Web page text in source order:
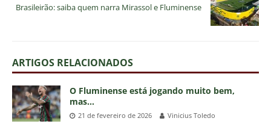
Brasileirão: saiba quem narra Mirassol e Fluminense
ARTIGOS RELACIONADOS
O Fluminense está jogando muito bem,
mas…
21 de fevereiro de 2026 Vinicius Toledo